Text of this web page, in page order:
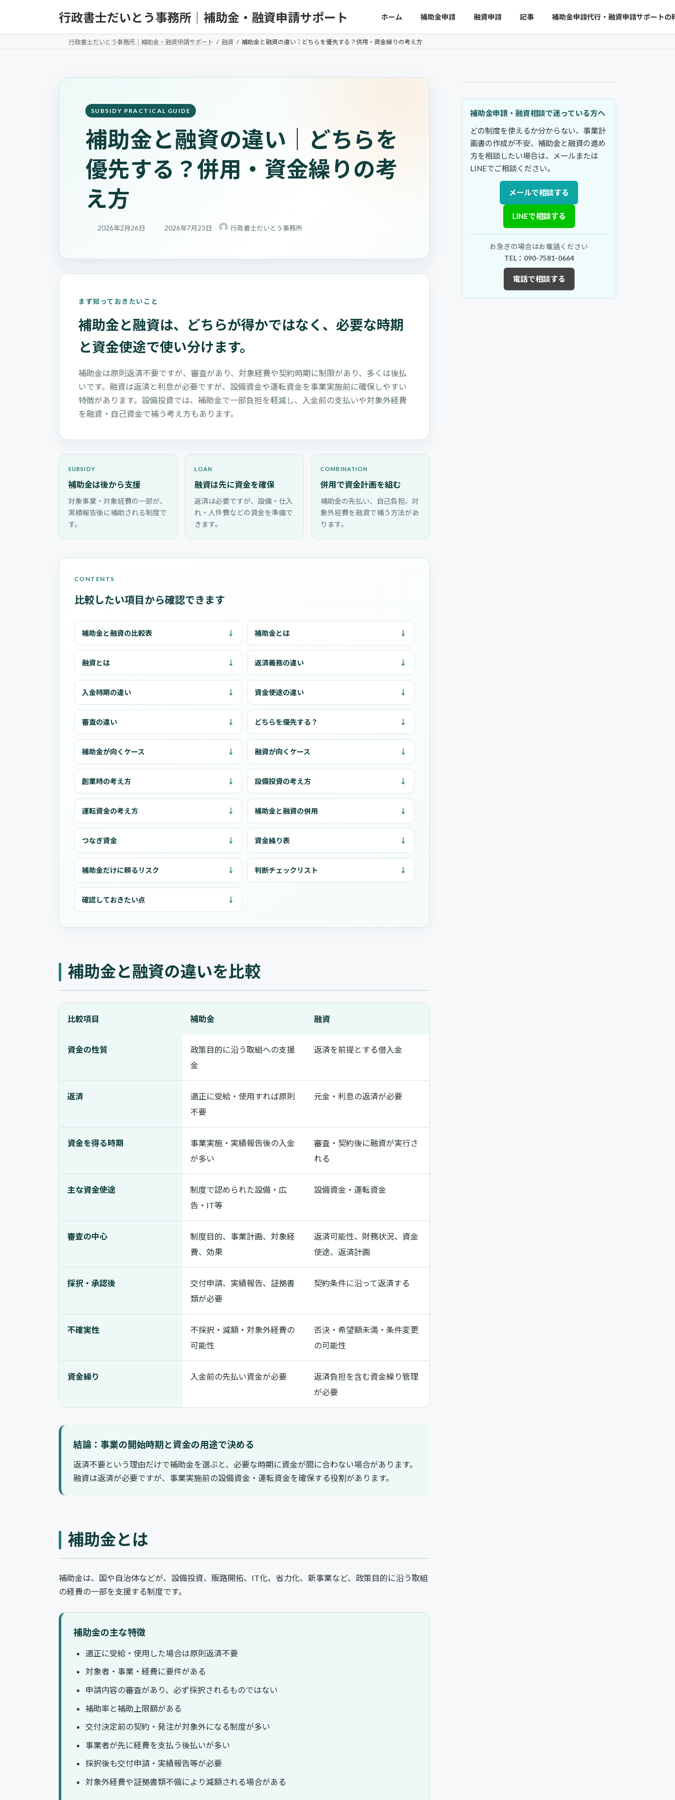
行政書士だいとう事務所｜補助金・融資申請サポート ホーム 補助金申請 融資申請 記事 補助金申請代行・融資申請サポートの
行政書士だいとう事務所｜補助金・融資申請サポート 融資 補助金と融資の違い｜どちらを優先する？併用・資金繰りの考え方
補助金と融資の違い｜どちらを
優先する？併用・資金繰りの考
え方
2026年2月26日
最
時
2026年7月23日 行政書士だいとう事務所
まず知っておきたいこと
補助金と融資は、どちらが得かではなく、必要な時期
と資金使途で使い分けます。
補助金は原則返済不要ですが、審査があり、対象経費や契約時期に制限があり、多くは後払
いです。融資は返済と利息が必要ですが、設備資金や運転資金を事業実施前に確保しやすい
特徴があります。設備投資では、補助金で一部負担を軽減し、入金前の支払いや対象外経費
を融資・自己資金で補う考え方もあります。
SUBSIDY
補助金は後から支援
対象事業・対象経費の一部が、
実績報告後に補助される制度で
す。
LOAN
融資は先に資金を確保
返済は必要ですが、設備・仕入
れ・人件費などの資金を準備で
きます。
COMBINATION
併用で資金計画を組む
補助金の先払い、自己負担、対
象外経費を融資で補う方法があ
ります。
CONTENTS
比較したい項目から確認できます
補助金と融資の比較表 補助金とは
融資とは 返済義務の違い
入金時期の違い 資金使途の違い
審査の違い どちらを優先する？
補助金が向くケース 融資が向くケース
創業時の考え方 設備投資の考え方
運転資金の考え方 補助金と融資の併用
つなぎ資金 資金繰り表
補助金だけに頼るリスク 判断チェックリスト
確認しておきたい点
補助金と融資の違いを比較
比較項目 補助金 融資
資金の性質
政策目的に沿う取組への支援
金
返済を前提とする借入金
返済
適正に受給・使用すれば原則
不要
元金・利息の返済が必要
資金を得る時期
事業実施・実績報告後の入金
が多い
審査・契約後に融資が実行さ
れる
主な資金使途
制度で認められた設備・広
告・IT等
設備資金・運転資金
審査の中心
制度目的、事業計画、対象経
費、効果
返済可能性、財務状況、資金
使途、返済計画
採択・承認後
交付申請、実績報告、証拠書
類が必要
契約条件に沿って返済する
不確実性
不採択・減額・対象外経費の
可能性
否決・希望額未満・条件変更
の可能性
資金繰り 入金前の先払い資金が必要
返済負担を含む資金繰り管理
が必要
結論：事業の開始時期と資金の用途で決める
返済不要という理由だけで補助金を選ぶと、必要な時期に資金が間に合わない場合があります。
融資は返済が必要ですが、事業実施前の設備資金・運転資金を確保する役割があります。
補助金とは
補助金は、国や自治体などが、設備投資、販路開拓、IT化、省力化、新事業など、政策目的に沿う取組
の経費の一部を支援する制度です。
補助金の主な特徴
適正に受給・使用した場合は原則返済不要
対象者・事業・経費に要件がある
申請内容の審査があり、必ず採択されるものではない
補助率と補助上限額がある
交付決定前の契約・発注が対象外になる制度が多い
事業者が先に経費を支払う後払いが多い
採択後も交付申請・実績報告等が必要
対象外経費や証拠書類不備により減額される場合がある
補助金申請・融資相談で迷っている方へ
どの制度を使えるか分からない、事業計
画書の作成が不安、補助金と融資の進め
方を相談したい場合は、メールまたは
LINEでご相談ください。
メールで相談する
LINEで相談する
お急ぎの場合はお電話ください
TEL：090-7581-0664
電話で相談する